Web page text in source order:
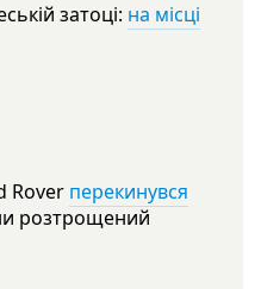
затоці: на місці
Rover перекинувся
розтрощений